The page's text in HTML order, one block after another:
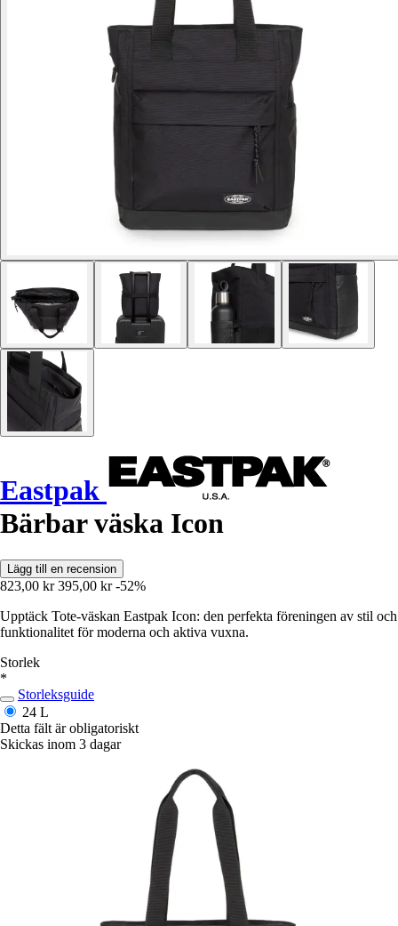
Eastpak
Bärbar väska Icon
Lägg till en recension
823,00 kr 395,00 kr -52%
Upptäck Tote-väskan Eastpak Icon: den perfekta föreningen av stil och
funktionalitet för moderna och aktiva vuxna.
Storlek
*
Storleksguide
24 L
Detta fält är obligatoriskt
Skickas inom 3 dagar